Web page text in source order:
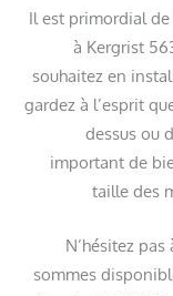
Il est primordial
à Kergrist
souhaitez en
gardez à l’esprit
dessus ou
important de
taille des
N’hésitez
sommes